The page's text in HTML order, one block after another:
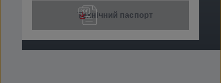
Технічний паспорт